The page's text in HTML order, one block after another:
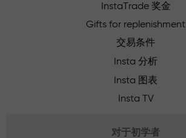
InstaTrade 奖金
Gifts for replenishment
交易条件
Insta 分析
Insta 图表
Insta TV
对于初学者